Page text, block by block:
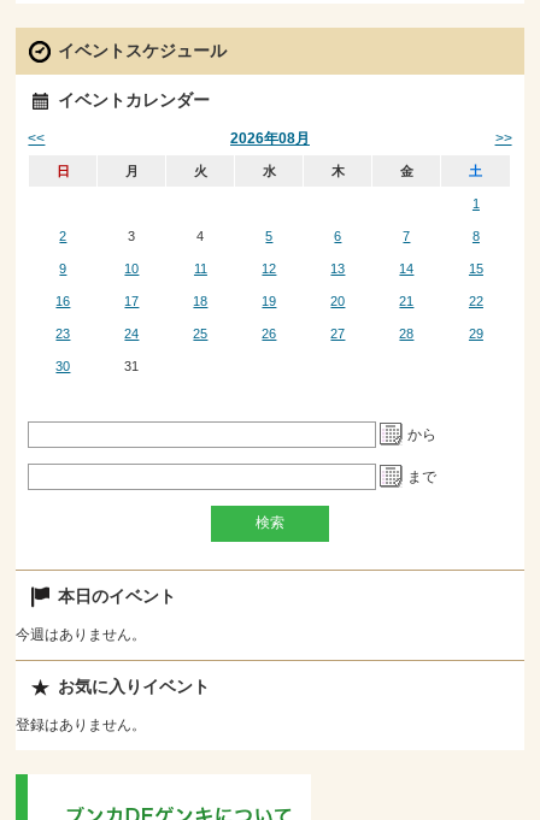
イベントスケジュール
イベントカレンダー
2026年08月
<< >>
日 月 火 水 木 金 土
1
2 3 4 5 6 7 8
9 10 11 12 13 14 15
16 17 18 19 20 21 22
23 24 25 26 27 28 29
30 31
から
まで
本日のイベント
今週はありません。
お気に入りイベント
登録はありません。